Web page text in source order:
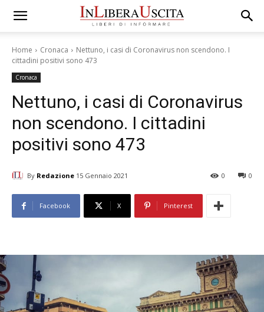
Home Cronaca
Nettuno, i casi di Coronavirus non scendono. I
cittadini positivi sono 473
Cronaca
Nettuno, i casi di Coronavirus
non scendono. I cittadini
positivi sono 473
By Redazione 15 Gennaio 2021 0
0
Facebook X Pinterest